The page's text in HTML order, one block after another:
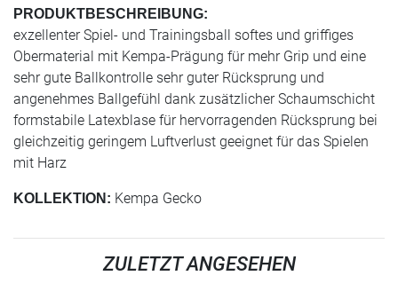
PRODUKTBESCHREIBUNG:
exzellenter Spiel- und Trainingsball softes und griffiges
Obermaterial mit Kempa-Prägung für mehr Grip und eine
sehr gute Ballkontrolle sehr guter Rücksprung und
angenehmes Ballgefühl dank zusätzlicher Schaumschicht
formstabile Latexblase für hervorragenden Rücksprung bei
gleichzeitig geringem Luftverlust geeignet für das Spielen
mit Harz
KOLLEKTION: Kempa Gecko
ZULETZT ANGESEHEN